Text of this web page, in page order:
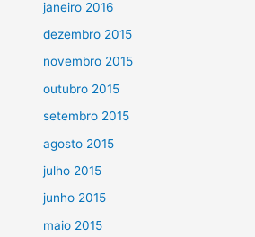
janeiro 2016
dezembro 2015
novembro 2015
outubro 2015
setembro 2015
agosto 2015
julho 2015
junho 2015
maio 2015